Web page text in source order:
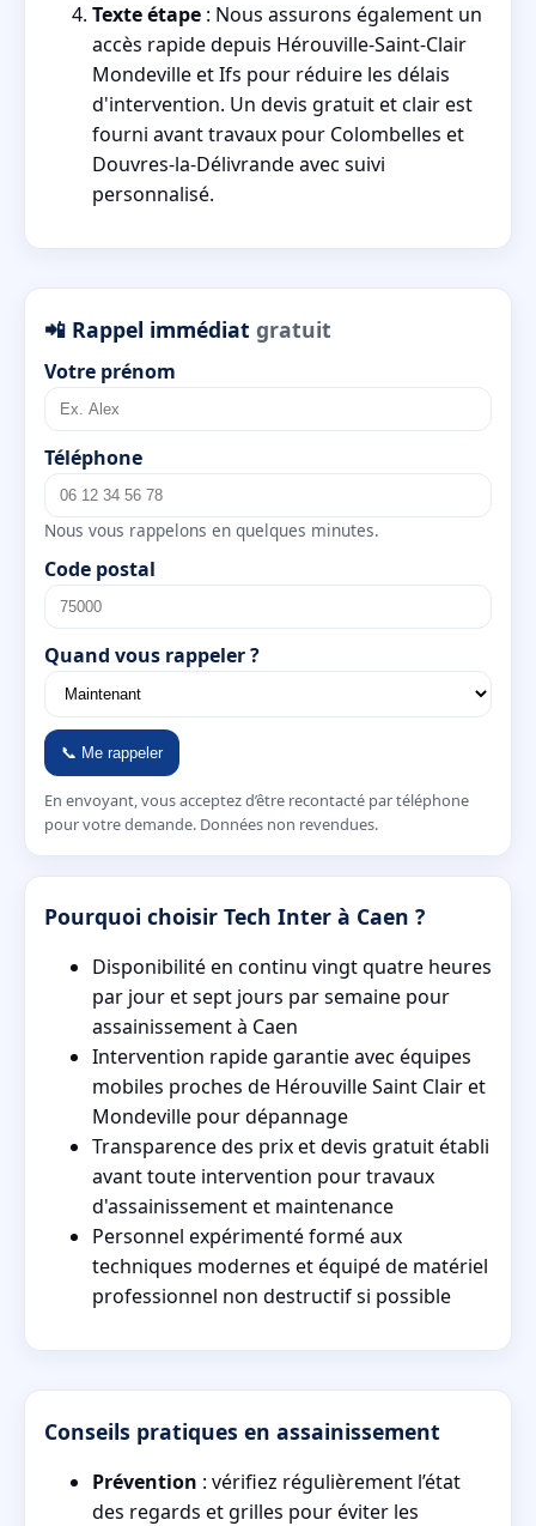
Texte étape : Nous assurons également un
accès rapide depuis Hérouville-Saint-Clair
Mondeville et Ifs pour réduire les délais
d'intervention. Un devis gratuit et clair est
fourni avant travaux pour Colombelles et
Douvres-la-Délivrande avec suivi
personnalisé.
📲 Rappel immédiat gratuit
Votre prénom
Téléphone
Nous vous rappelons en quelques minutes.
Code postal
Quand vous rappeler ?
📞 Me rappeler
En envoyant, vous acceptez d’être recontacté par téléphone
pour votre demande. Données non revendues.
Pourquoi choisir Tech Inter à Caen ?
Disponibilité en continu vingt quatre heures
par jour et sept jours par semaine pour
assainissement à Caen
Intervention rapide garantie avec équipes
mobiles proches de Hérouville Saint Clair et
Mondeville pour dépannage
Transparence des prix et devis gratuit établi
avant toute intervention pour travaux
d'assainissement et maintenance
Personnel expérimenté formé aux
techniques modernes et équipé de matériel
professionnel non destructif si possible
Conseils pratiques en assainissement
Prévention : vérifiez régulièrement l’état
des regards et grilles pour éviter les